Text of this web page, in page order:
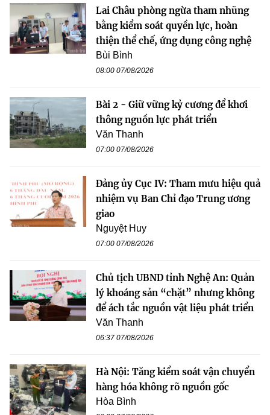
Lai Châu phòng ngừa tham nhũng
bằng kiểm soát quyền lực, hoàn
thiện thể chế, ứng dụng công nghệ
Bùi Bình
08:00 07/08/2026
Bài 2 - Giữ vững kỷ cương để khơi
thông nguồn lực phát triển
Văn Thanh
07:00 07/08/2026
Đảng ủy Cục IV: Tham mưu hiệu quả
nhiệm vụ Ban Chỉ đạo Trung ương
giao
Nguyệt Huy
07:00 07/08/2026
Chủ tịch UBND tỉnh Nghệ An: Quản
lý khoáng sản “chặt” nhưng không
để ách tắc nguồn vật liệu phát triển
Văn Thanh
06:37 07/08/2026
Hà Nội: Tăng kiểm soát vận chuyển
hàng hóa không rõ nguồn gốc
Hòa Bình